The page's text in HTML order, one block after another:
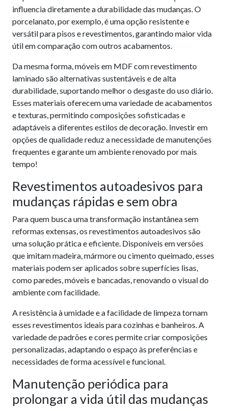
influencia diretamente a durabilidade das mudanças. O
porcelanato, por exemplo, é uma opção resistente e
versátil para pisos e revestimentos, garantindo maior vida
útil em comparação com outros acabamentos.
Da mesma forma, móveis em MDF com revestimento
laminado são alternativas sustentáveis e de alta
durabilidade, suportando melhor o desgaste do uso diário.
Esses materiais oferecem uma variedade de acabamentos
e texturas, permitindo composições sofisticadas e
adaptáveis a diferentes estilos de decoração. Investir em
opções de qualidade reduz a necessidade de manutenções
frequentes e garante um ambiente renovado por mais
tempo!
Revestimentos autoadesivos para
mudanças rápidas e sem obra
Para quem busca uma transformação instantânea sem
reformas extensas, os revestimentos autoadesivos são
uma solução prática e eficiente. Disponíveis em versões
que imitam madeira, mármore ou cimento queimado, esses
materiais podem ser aplicados sobre superfícies lisas,
como paredes, móveis e bancadas, renovando o visual do
ambiente com facilidade.
A resistência à umidade e a facilidade de limpeza tornam
esses revestimentos ideais para cozinhas e banheiros. A
variedade de padrões e cores permite criar composições
personalizadas, adaptando o espaço às preferências e
necessidades de forma acessível e funcional.
Manutenção periódica para
prolongar a vida útil das mudanças